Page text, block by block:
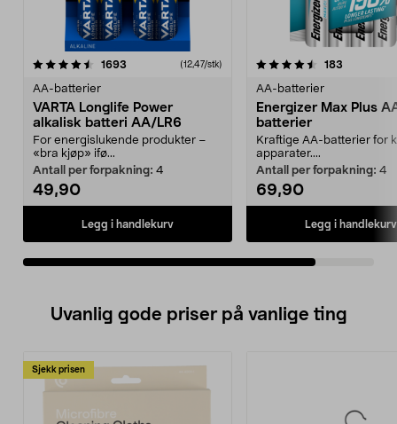
1693 anmeldelser(12,47/stk)
AA-batterier
VARTA Longlife Power
alkalisk batteri AA/LR6
For energislukende produkter –
«bra kjøp» ifø...
Antall per forpakning: 4
49,90
Legg i handlekurv
4.5av 5 stjerner 183
AA-batterier
Energizer Max Plus
batterier
Kraftige AA-batterier for
apparater....
Antall per forpakning: 4
69,90
Legg i handlekurv
Uvanlig gode priser på vanlige ting
Sjekk prisen